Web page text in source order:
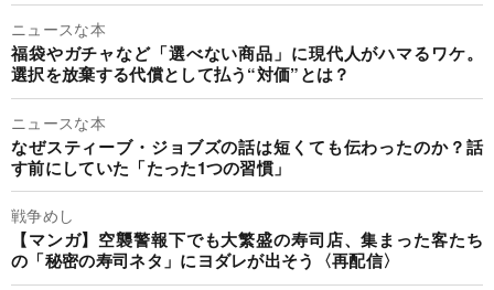
ニュースな本
福袋やガチャなど「選べない商品」に現代人がハマるワケ。
選択を放棄する代償として払う“対価”とは？
ニュースな本
なぜスティーブ・ジョブズの話は短くても伝わったのか？話
す前にしていた「たった1つの習慣」
戦争めし
【マンガ】空襲警報下でも大繁盛の寿司店、集まった客たち
の「秘密の寿司ネタ」にヨダレが出そう〈再配信〉